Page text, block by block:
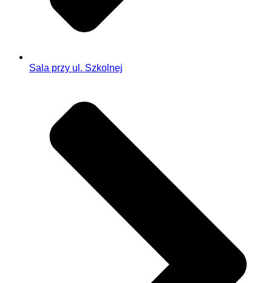
Sala przy ul. Szkolnej